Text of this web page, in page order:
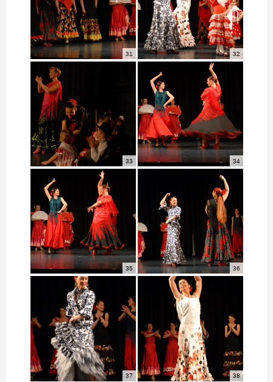
31 32
33 34
35 36
37 38